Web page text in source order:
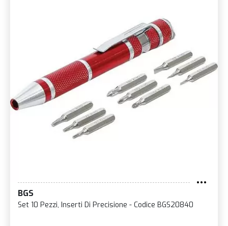
BGS
Set 10 Pezzi, Inserti Di Precisione - Codice BGS20840